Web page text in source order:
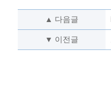
▲ 다음글
▼ 이전글